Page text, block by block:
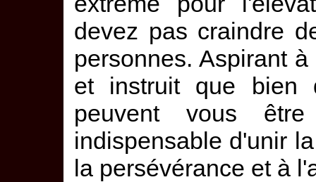
devez pas craindre
personnes. Aspirant
et instruit que bien
peuvent vous
indispensable d'unir
la persévérance et à